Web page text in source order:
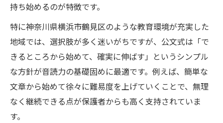
持ち始めるのが特徴です。
特に神奈川県横浜市鶴見区のような教育環境が充実した
地域では、選択肢が多く迷いがちですが、公文式は「で
きるところから始めて、確実に伸ばす」というシンプル
な方針が音読力の基礎固めに最適です。例えば、簡単な
文章から始めて徐々に難易度を上げていくことで、無理
なく継続できる点が保護者からも高く支持されていま
す。